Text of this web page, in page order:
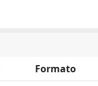
Formato